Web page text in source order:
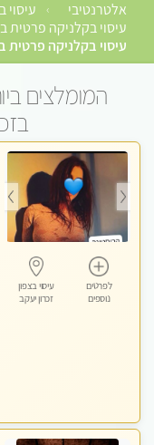
אלטרנטיבי ›
עיסוי בקלניקה פרטית
עיסוי בקלניקה פרטית
המומלצים
לפרטים
נוספים
עיסוי בצפון
זכרון יעקב